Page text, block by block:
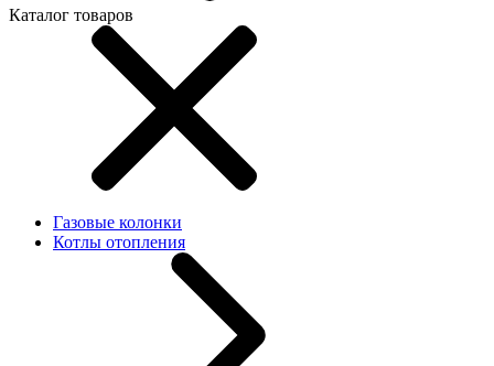
Каталог товаров
Газовые колонки
Котлы отопления